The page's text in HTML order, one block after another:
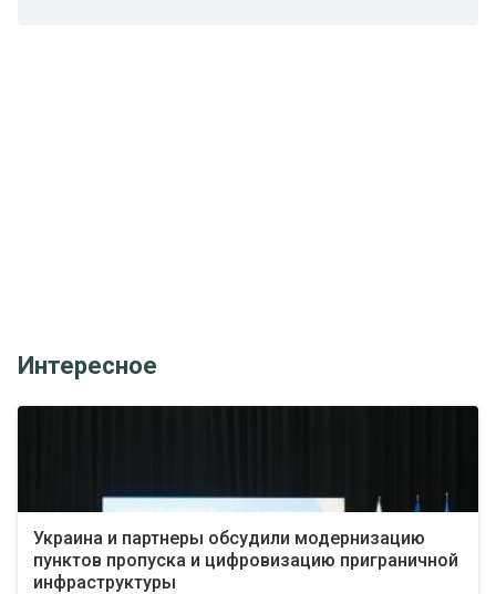
Интересное
Украина и партнеры обсудили модернизацию
пунктов пропуска и цифровизацию приграничной
инфраструктуры